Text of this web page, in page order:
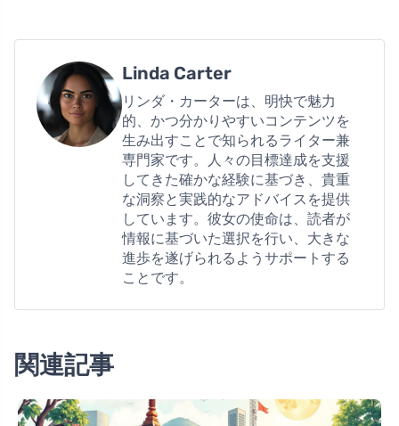
Linda Carter
リンダ・カーターは、明快で魅力
的、かつ分かりやすいコンテンツを
生み出すことで知られるライター兼
専門家です。人々の目標達成を支援
してきた確かな経験に基づき、貴重
な洞察と実践的なアドバイスを提供
しています。彼女の使命は、読者が
情報に基づいた選択を行い、大きな
進歩を遂げられるようサポートする
ことです。
関連記事